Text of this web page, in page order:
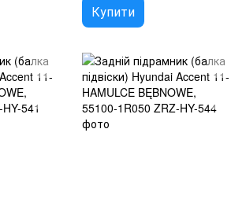
Купити